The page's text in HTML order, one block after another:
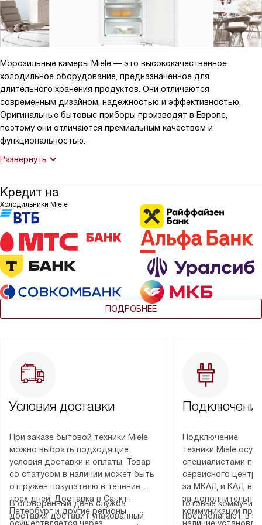
Морозильные камеры Miele — это высококачественное
холодильное оборудование, предназначенное для
длительного хранения продуктов. Они отличаются
современным дизайном, надежностью и эффективностью.
Оригинальные бытовые приборы производят в Европе,
поэтому они отличаются премиальным качеством и
функциональностью.
Развернуть
Кредит на
Холодильники Miele
ПОДРОБНЕЕ
Условия доставки
При заказе бытовой техники Miele
можно выбрать подходящие
условия доставки и оплаты. Товар
со статусом в наличии может быть
отгружен покупателю в течение
трех дней. Доставка в Санкт-
Петербург и другие регионы
В оговоренный день служба
доставки доставит упакованный
Подключение
техники Miele
специалистами
сервисного
за МКАД и КАД
за
коммуникации
Готовые
предполагают, в